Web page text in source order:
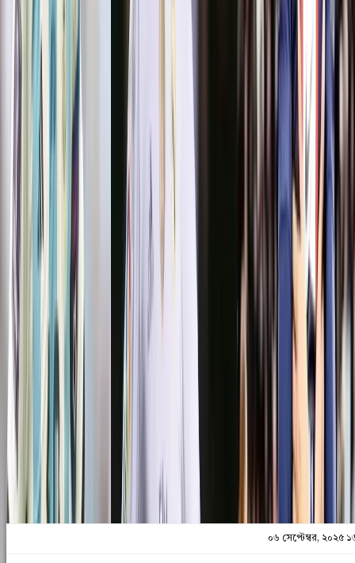
বরিশালটাইমস রিপোর্ট
০৬ সেপ্টেম্বর, ২০২৫ ১৬:০৩
০৬ সেপ্টেম্বর, ২০২৫ ১৬:০৩
শেয়ার
প্রিন্ট এন্ড সেভ
০৬ সেপ্টেম্বর, ২০২৫